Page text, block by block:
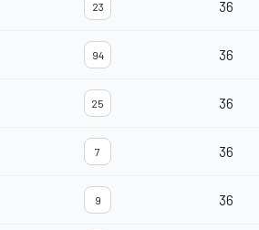
23 36
94 36
25 36
7 36
9 36